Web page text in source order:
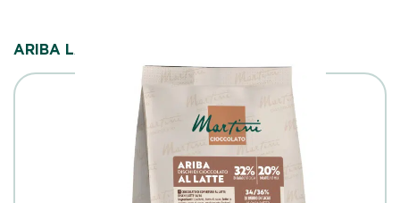
ARIBA LATTE 36/38 DISCHI